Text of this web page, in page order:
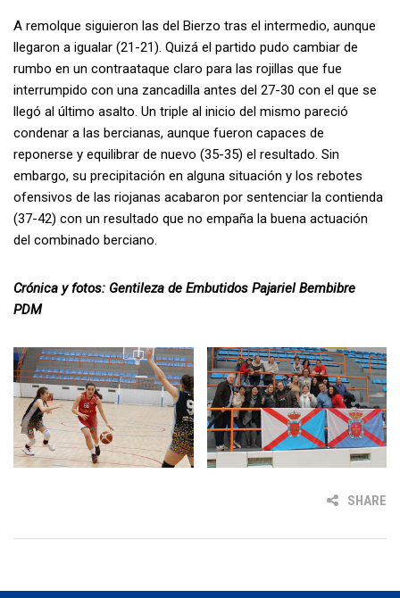
A remolque siguieron las del Bierzo tras el intermedio, aunque
llegaron a igualar (21-21). Quizá el partido pudo cambiar de
rumbo en un contraataque claro para las rojillas que fue
interrumpido con una zancadilla antes del 27-30 con el que se
llegó al último asalto. Un triple al inicio del mismo pareció
condenar a las bercianas, aunque fueron capaces de
reponerse y equilibrar de nuevo (35-35) el resultado. Sin
embargo, su precipitación en alguna situación y los rebotes
ofensivos de las riojanas acabaron por sentenciar la contienda
(37-42) con un resultado que no empaña la buena actuación
del combinado berciano.
Crónica y fotos: Gentileza de Embutidos Pajariel Bembibre
PDM
SHARE